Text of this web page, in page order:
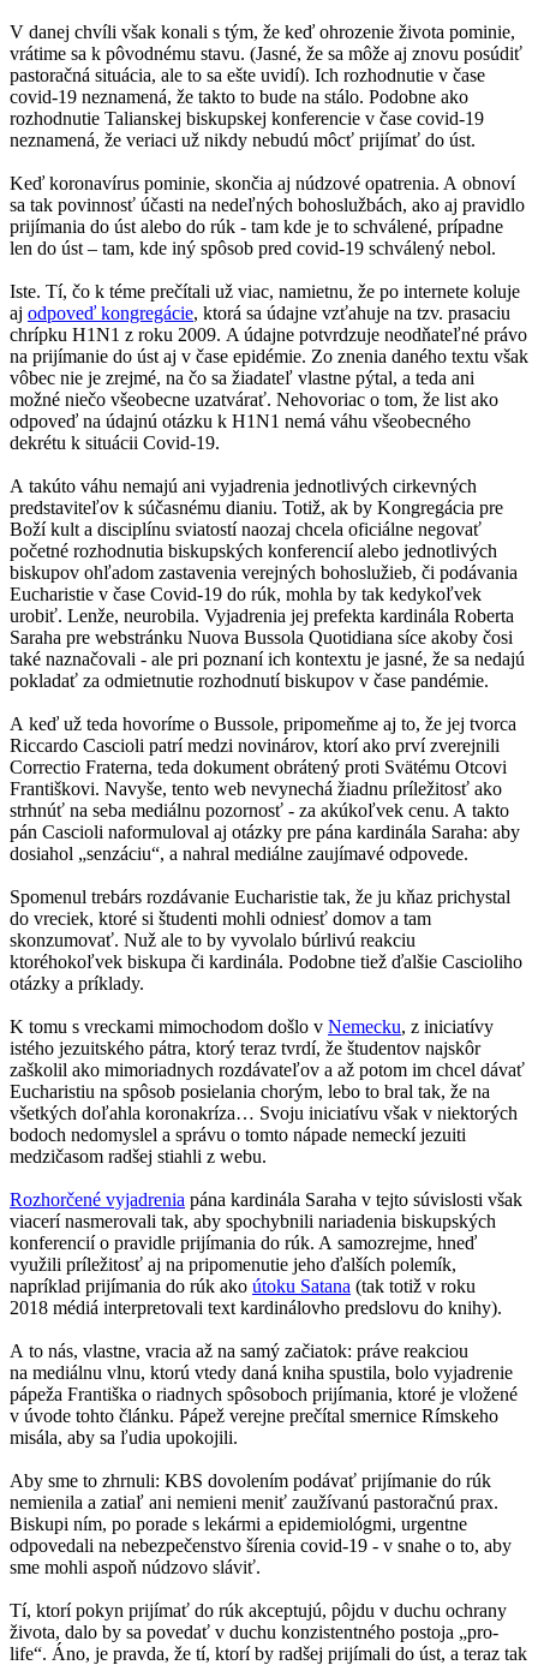
V danej chvíli však konali s tým, že keď ohrozenie života pominie,
vrátime sa k pôvodnému stavu. (Jasné, že sa môže aj znovu posúdiť
pastoračná situácia, ale to sa ešte uvidí). Ich rozhodnutie v čase
covid-19 neznamená, že takto to bude na stálo. Podobne ako
rozhodnutie Talianskej biskupskej konferencie v čase covid-19
neznamená, že veriaci už nikdy nebudú môcť prijímať do úst.
Keď koronavírus pominie, skončia aj núdzové opatrenia. A obnoví
sa tak povinnosť účasti na nedeľných bohoslužbách, ako aj pravidlo
prijímania do úst alebo do rúk - tam kde je to schválené, prípadne
len do úst – tam, kde iný spôsob pred covid-19 schválený nebol.
Iste. Tí, čo k téme prečítali už viac, namietnu, že po internete koluje
aj odpoveď kongregácie, ktorá sa údajne vzťahuje na tzv. prasaciu
chrípku H1N1 z roku 2009. A údajne potvrdzuje neodňateľné právo
na prijímanie do úst aj v čase epidémie. Zo znenia daného textu však
vôbec nie je zrejmé, na čo sa žiadateľ vlastne pýtal, a teda ani
možné niečo všeobecne uzatvárať. Nehovoriac o tom, že list ako
odpoveď na údajnú otázku k H1N1 nemá váhu všeobecného
dekrétu k situácii Covid-19.
A takúto váhu nemajú ani vyjadrenia jednotlivých cirkevných
predstaviteľov k súčasnému dianiu. Totiž, ak by Kongregácia pre
Boží kult a disciplínu sviatostí naozaj chcela oficiálne negovať
početné rozhodnutia biskupských konferencií alebo jednotlivých
biskupov ohľadom zastavenia verejných bohoslužieb, či podávania
Eucharistie v čase Covid-19 do rúk, mohla by tak kedykoľvek
urobiť. Lenže, neurobila. Vyjadrenia jej prefekta kardinála Roberta
Saraha pre webstránku Nuova Bussola Quotidiana síce akoby čosi
také naznačovali - ale pri poznaní ich kontextu je jasné, že sa nedajú
pokladať za odmietnutie rozhodnutí biskupov v čase pandémie.
A keď už teda hovoríme o Bussole, pripomeňme aj to, že jej tvorca
Riccardo Cascioli patrí medzi novinárov, ktorí ako prví zverejnili
Correctio Fraterna, teda dokument obrátený proti Svätému Otcovi
Františkovi. Navyše, tento web nevynechá žiadnu príležitosť ako
strhnúť na seba mediálnu pozornosť - za akúkoľvek cenu. A takto
pán Cascioli naformuloval aj otázky pre pána kardinála Saraha: aby
dosiahol „senzáciu“, a nahral mediálne zaujímavé odpovede.
Spomenul trebárs rozdávanie Eucharistie tak, že ju kňaz prichystal
do vreciek, ktoré si študenti mohli odniesť domov a tam
skonzumovať. Nuž ale to by vyvolalo búrlivú reakciu
ktoréhokoľvek biskupa či kardinála. Podobne tiež ďalšie Cascioliho
otázky a príklady.
K tomu s vreckami mimochodom došlo v Nemecku, z iniciatívy
istého jezuitského pátra, ktorý teraz tvrdí, že študentov najskôr
zaškolil ako mimoriadnych rozdávateľov a až potom im chcel dávať
Eucharistiu na spôsob posielania chorým, lebo to bral tak, že na
všetkých doľahla koronakríza… Svoju iniciatívu však v niektorých
bodoch nedomyslel a správu o tomto nápade nemeckí jezuiti
medzičasom radšej stiahli z webu.
Rozhorčené vyjadrenia pána kardinála Saraha v tejto súvislosti však
viacerí nasmerovali tak, aby spochybnili nariadenia biskupských
konferencií o pravidle prijímania do rúk. A samozrejme, hneď
využili príležitosť aj na pripomenutie jeho ďalších polemík,
napríklad prijímania do rúk ako útoku Satana (tak totiž v roku
2018 médiá interpretovali text kardinálovho predslovu do knihy).
A to nás, vlastne, vracia až na samý začiatok: práve reakciou
na mediálnu vlnu, ktorú vtedy daná kniha spustila, bolo vyjadrenie
pápeža Františka o riadnych spôsoboch prijímania, ktoré je vložené
v úvode tohto článku. Pápež verejne prečítal smernice Rímskeho
misála, aby sa ľudia upokojili.
Aby sme to zhrnuli: KBS dovolením podávať prijímanie do rúk
nemienila a zatiaľ ani nemieni meniť zaužívanú pastoračnú prax.
Biskupi ním, po porade s lekármi a epidemiológmi, urgentne
odpovedali na nebezpečenstvo šírenia covid-19 - v snahe o to, aby
sme mohli aspoň núdzovo sláviť.
Tí, ktorí pokyn prijímať do rúk akceptujú, pôjdu v duchu ochrany
života, dalo by sa povedať v duchu konzistentného postoja „pro-
life“. Áno, je pravda, že tí, ktorí by radšej prijímali do úst, a teraz tak